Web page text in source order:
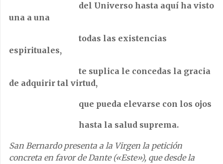
del Universo hasta aquí ha visto
una a una
todas las existencias
espirituales,
te suplica le concedas la gracia
de adquirir tal virtud,
que pueda elevarse con los ojos
hasta la salud suprema.
San Bernardo presenta a la Virgen la petición
concreta en favor de Dante («Este»), que desde la